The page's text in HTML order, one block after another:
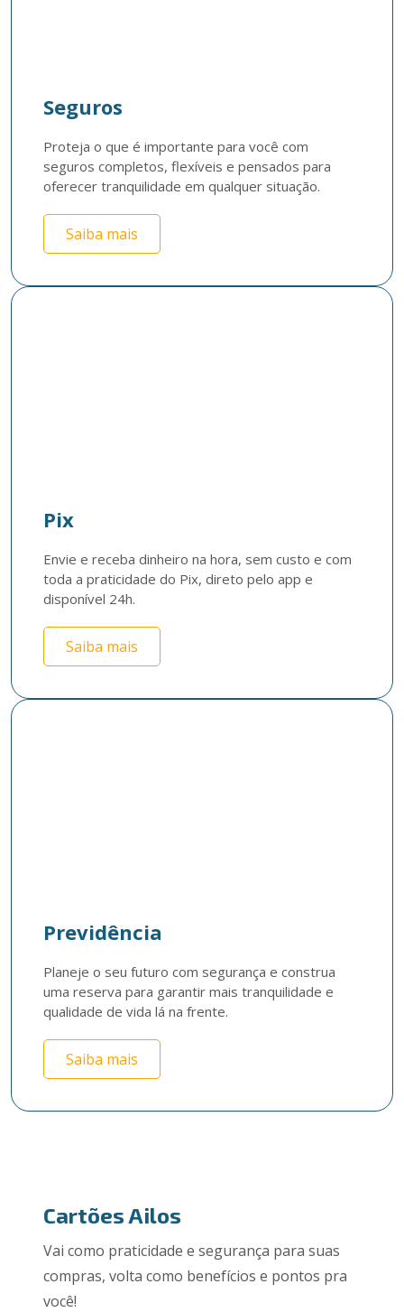
Seguros
Proteja o que é importante para você com
seguros completos, flexíveis e pensados para
oferecer tranquilidade em qualquer situação.
Saiba mais
Pix
Envie e receba dinheiro na hora, sem custo e com
toda a praticidade do Pix, direto pelo app e
disponível 24h.
Saiba mais
Previdência
Planeje o seu futuro com segurança e construa
uma reserva para garantir mais tranquilidade e
qualidade de vida lá na frente.
Saiba mais
Cartões Ailos
Vai como praticidade e segurança para suas
compras, volta como benefícios e pontos pra
você!